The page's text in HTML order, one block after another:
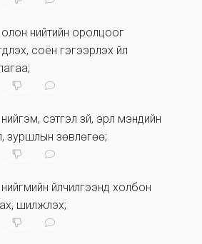
олон нийтийн оролцоог
соён гэгээрүүлэх үйл
нийгэм, сэтгэл зүй, эрүүл мэндийн
зуршлын зөвлөгөө;
нийгмийн үйлчилгээнд холбон
шилжүүлэх;